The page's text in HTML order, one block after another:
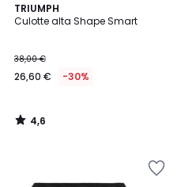
TRIUMPH
Culotte alta Shape Smart
38,00 €
26,60 € -30%
4,6
/ 5
4,6
/